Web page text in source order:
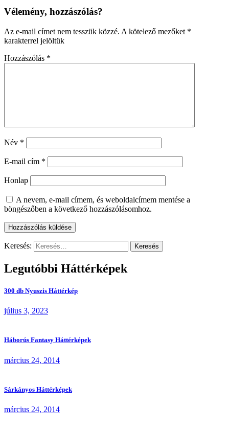
Vélemény, hozzászólás?
Az e-mail címet nem tesszük közzé. A kötelező mezőket *
karakterrel jelöltük
Hozzászólás *
Név *
E-mail cím *
Honlap
A nevem, e-mail címem, és weboldalcímem mentése a
böngészőben a következő hozzászólásomhoz.
Keresés:
Legutóbbi Háttérképek
300 db Nyuszis Háttérkép
július 3, 2023
Háborús Fantasy Háttérképek
március 24, 2014
Sárkányos Háttérképek
március 24, 2014